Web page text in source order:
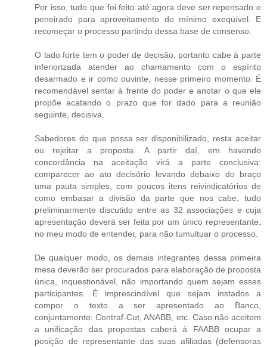
Por isso, tudo que foi feito até agora deve ser repensado e
peneirado para aproveitamento do mínimo exeqüível. E
recomeçar o processo partindo dessa base de consenso.
O lado forte tem o poder de decisão, portanto cabe à parte
inferiorizada atender ao chamamento com o espírito
desarmado e ir como ouvinte, nesse primeiro momento. É
recomendável sentar à frente do poder e anotar o que ele
propõe acatando o prazo que for dado para a reunião
seguinte, decisiva.
Sabedores do que possa ser disponibilizado, resta aceitar
ou rejeitar a proposta. A partir daí, em havendo
concordância na aceitação virá a parte conclusiva:
comparecer ao ato decisório levando debaixo do braço
uma pauta simples, com poucos itens reivindicatórios de
como embasar a divisão da parte que nos cabe, tudo
preliminarmente discutido entre as 32 associações e cuja
apresentação deverá ser feita por um único representante,
no meu modo de entender, para não tumultuar o processo.
De qualquer modo, os demais integrantes dessa primeira
mesa deverão ser procurados para elaboração de proposta
única, inquestionável, não importando quem sejam esses
participantes. É imprescindível que sejam instados a
compor o texto a ser apresentado ao Banco,
conjuntamente: Contraf-Cut, ANABB, etc. Caso não aceitem
a unificação das propostas caberá à FAABB ocupar a
posição de representante das suas afiliadas (defensoras